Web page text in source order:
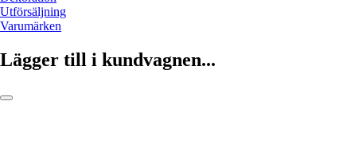
Utförsäljning
Varumärken
Lägger till i kundvagnen...